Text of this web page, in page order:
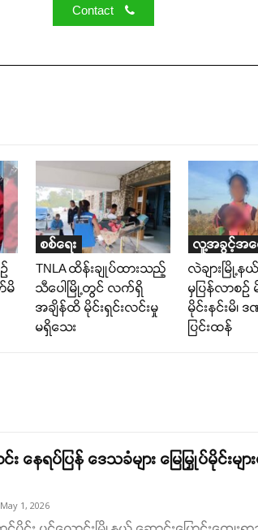
Contact
မိ
စစ်ရေး
TNLA ထိန်းချုပ်ထားသည့်
သီပေါမြို့တွင် လက်ရှိ
အချိန်ထိ မိုင်းရှင်းလင်းမှု
မရှိသေး
လူ့အခွင့်အရ
လဲချားမြို့
မှပြန်လာစ
မိုင်းနင်းမိ၊
ပြင်းထန်
င်း နေရပ်ပြန် ဒေသခံများ မြေမြှုပ်မိုင်းမ
May 1, 2026